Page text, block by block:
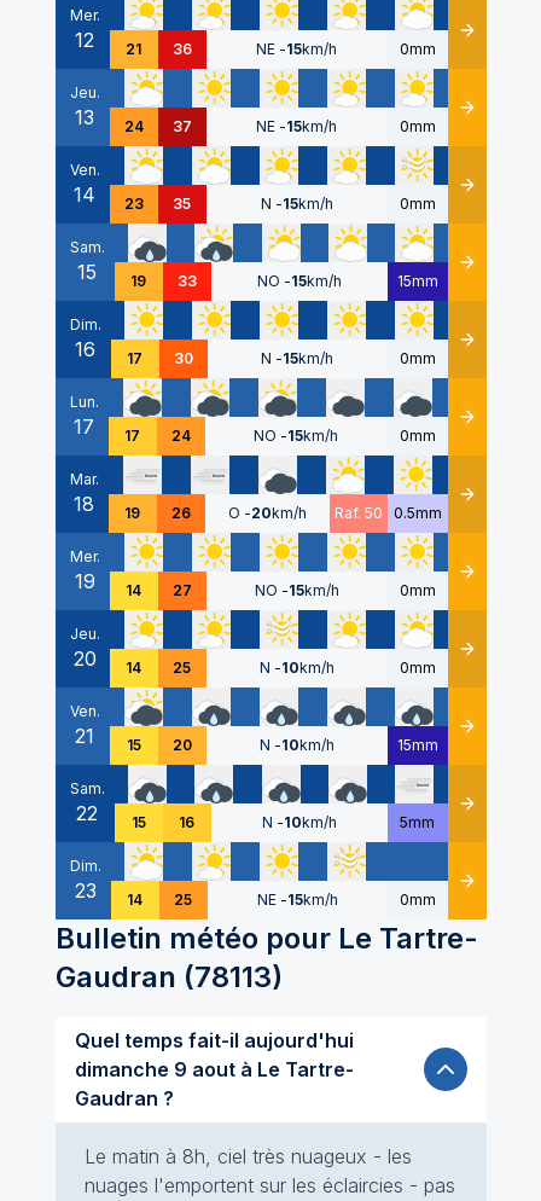
Mer.
12 21 36 NE -15km/h 0mm Détails
Jeu.
13 24 37 NE -15km/h 0mm Détails
Ven.
14 23 35 N -15km/h 0mm Détails
Sam.
15 19 33 NO -15km/h 15mm Détails
Dim.
16 17 30 N -15km/h 0mm Détails
Lun.
17 17 24 NO -15km/h 0mm Détails
Mar.
18 19 26 O -20km/h Raf. 50 0.5mm Détails
Mer.
19 14 27 NO -15km/h 0mm Détails
Jeu.
20 14 25 N -10km/h 0mm Détails
Ven.
21 15 20 N -10km/h 15mm Détails
Sam.
22 15 16 N -10km/h 5mm Détails
Dim.
23 14 25 NE -15km/h 0mm Détails
Bulletin météo pour Le Tartre-
Gaudran (78113)
Quel temps fait-il aujourd'hui
dimanche 9 aout à Le Tartre-
Gaudran ?
Le matin à 8h, ciel très nuageux - les
nuages l'emportent sur les éclaircies - pas